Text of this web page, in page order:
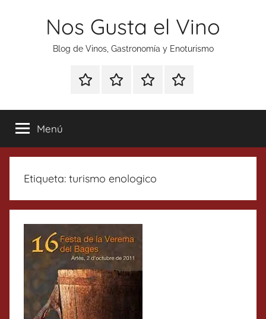
Nos Gusta el Vino
Blog de Vinos, Gastronomía y Enoturismo
Especial
Tonics
Enoturismo
Gastronomía
RankingContacto
Menú
Etiqueta: turismo enologico